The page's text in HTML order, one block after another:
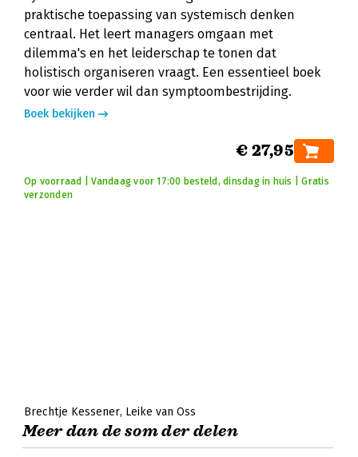
praktische toepassing van systemisch denken
centraal. Het leert managers omgaan met
dilemma's en het leiderschap te tonen dat
holistisch organiseren vraagt. Een essentieel boek
voor wie verder wil dan symptoombestrijding.
Boek bekijken
€ 27,95
Op voorraad | Vandaag voor 17:00 besteld, dinsdag in huis | Gratis
verzonden
Brechtje Kessener Leike van Oss
Meer dan de som der delen